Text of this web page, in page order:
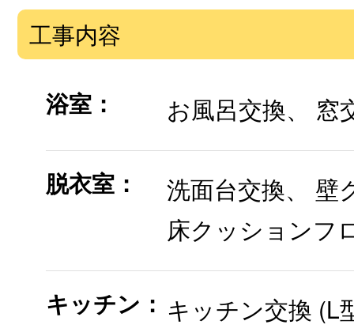
工事内容
浴室： お風呂交換、 窓
脱衣室：
洗面台交換、 壁
床クッションフ
キッチン： キッチン交換 (L